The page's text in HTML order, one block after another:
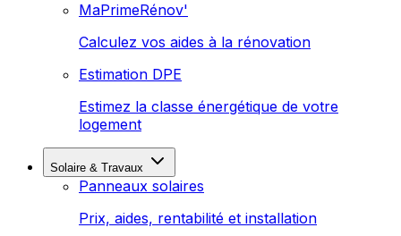
MaPrimeRénov'
Calculez vos aides à la rénovation
Estimation DPE
Estimez la classe énergétique de votre
logement
Solaire & Travaux
Panneaux solaires
Prix, aides, rentabilité et installation